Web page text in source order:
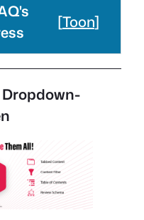
[Toon]
Dropdown-